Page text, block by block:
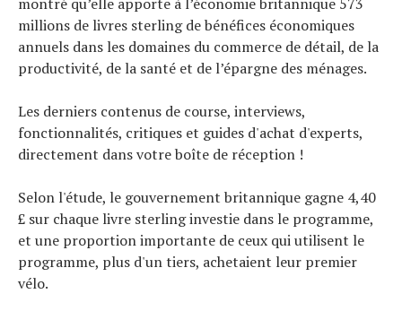
millions de livres sterling de bénéfices économiques
annuels dans les domaines du commerce de détail, de la
productivité, de la santé et de l’épargne des ménages.
Les derniers contenus de course, interviews,
fonctionnalités, critiques et guides d'achat d'experts,
directement dans votre boîte de réception !
Selon l'étude, le gouvernement britannique gagne 4,40
£ sur chaque livre sterling investie dans le programme,
et une proportion importante de ceux qui utilisent le
programme, plus d'un tiers, achetaient leur premier
vélo.